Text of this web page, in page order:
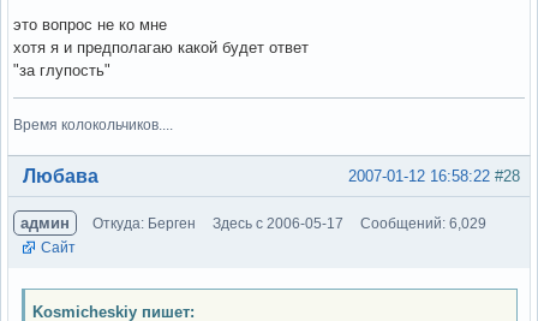
это вопрос не ко мне
хотя я и предполагаю какой будет ответ
"за глупость"
Время колокольчиков....
Вне форума #28
2007-01-12 16:58:22
Любава
админ Откуда: Берген Здесь с 2006-05-17
Сообщений: 6,029
Сайт
Kosmicheskiy пишет: